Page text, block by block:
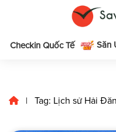
Checkin Quốc Tế Săn
| Tag: Lịch sử Hải